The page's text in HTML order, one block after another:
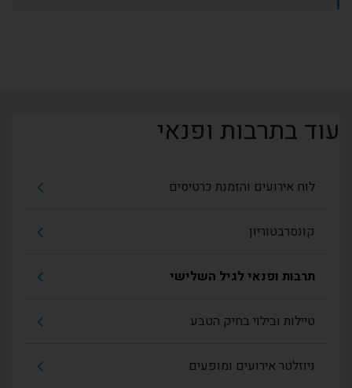
עוד בתרבות ופנאי
לוח אירועים והזמנת כרטיסים
קונסרבטוריון
תרבות ופנאי לגיל השלישי
טיילות ובילוי בחיק הטבע
ניוזלטר אירועים ומופעים